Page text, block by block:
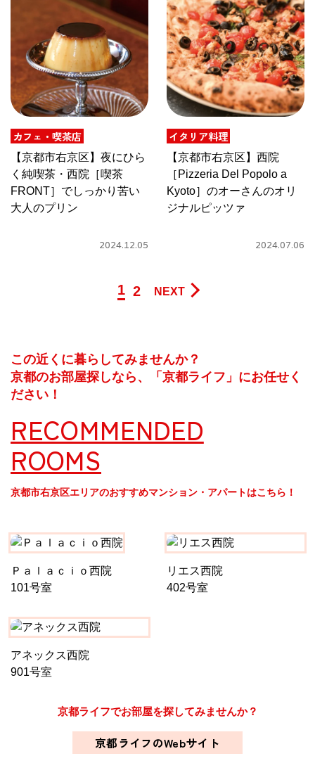
カフェ・喫茶店
【京都市右京区】夜にひら
く純喫茶・西院［喫茶
FRONT］でしっかり苦い
大人のプリン
2024.12.05
イタリア料理
【京都市右京区】西院
［Pizzeria Del Popolo a
Kyoto］のオーさんのオリ
ジナルピッツァ
2024.07.06
1 2 NEXT
この近くに暮らしてみませんか？
京都のお部屋探しなら、「京都ライフ」にお任せく
ださい！
RECOMMENDED
ROOMS
京都市右京区エリアのおすすめマンション・アパートはこちら！
Ｐａｌａｃｉｏ西院
101号室
リエス西院
402号室
アネックス西院
901号室
京都ライフでお部屋を探してみませんか？
京都ライフのWebサイト